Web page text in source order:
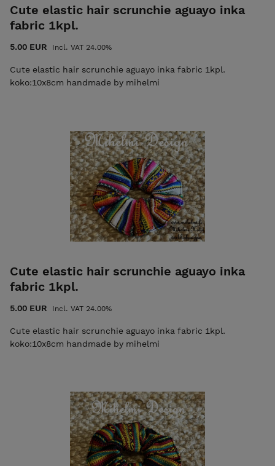
käsintehtyjä tuotteita, mikä on suunniteltu ja
valmistettu suomessa. Mihelmi Design tuotteet ovat
100% luonnollisia, ekologisia ja käsintehtyjä.
https://holvi.com/shop/mihelmi
www.mihelmi.fi mihelmi_design
Cute elastic hair scrunchie aguayo inka
fabric 1kpl.
5.00 EUR Incl. VAT 24.00%
Cute elastic hair scrunchie aguayo inka fabric 1kpl.
koko:10x8cm handmade by mihelmi
Cute elastic hair scrunchie aguayo inka
fabric 1kpl.
5.00 EUR Incl. VAT 24.00%
Cute elastic hair scrunchie aguayo inka fabric 1kpl.
koko:10x8cm handmade by mihelmi